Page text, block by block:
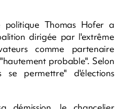
politique Thomas Hofer a
dirigée par l'extrême
comme partenaire
probable". Selon
permettre" d'élections